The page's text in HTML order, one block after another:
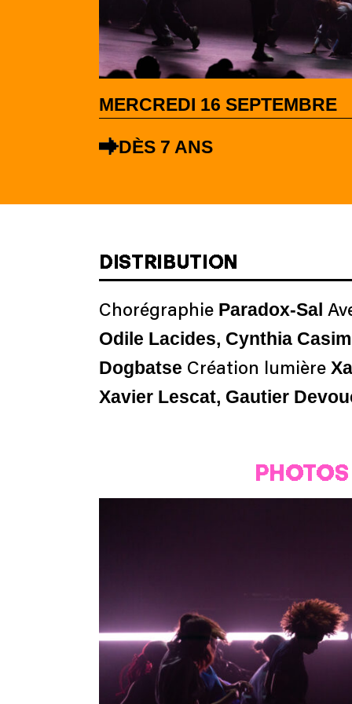
MERCREDI 16 SEPTEMBRE
DÈS 7 ANS
DISTRIBUTION
Chorégraphie Paradox-Sal
Odile Lacides, Cynthia
Dogbatse Création lumière
Xavier Lescat, Gautier
PHOTOS